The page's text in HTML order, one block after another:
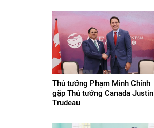
Thủ tướng Phạm Minh Chính
gặp Thủ tướng Canada Justin
Trudeau